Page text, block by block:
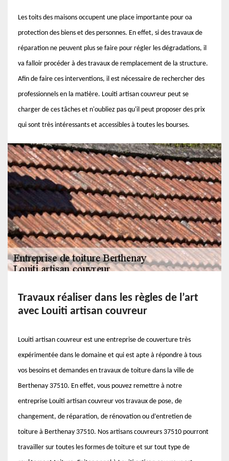
Les toits des maisons occupent une place importante pour oa
protection des biens et des personnes. En effet, si des travaux de
réparation ne peuvent plus se faire pour régler les dégradations, il
va falloir procéder à des travaux de remplacement de la structure.
Afin de faire ces interventions, il est nécessaire de rechercher des
professionnels en la matière. Louiti artisan couvreur peut se
charger de ces tâches et n'oubliez pas qu'il peut proposer des prix
qui sont très intéressants et accessibles à toutes les bourses.
Travaux réaliser dans les règles de l’art
avec Louiti artisan couvreur
Louiti artisan couvreur est une entreprise de couverture très
expérimentée dans le domaine et qui est apte à répondre à tous
vos besoins et demandes en travaux de toiture dans la ville de
Berthenay 37510. En effet, vous pouvez remettre à notre
entreprise Louiti artisan couvreur vos travaux de pose, de
changement, de réparation, de rénovation ou d’entretien de
toiture à Berthenay 37510. Nos artisans couvreurs 37510 pourront
travailler sur toutes les formes de toiture et sur tout type de